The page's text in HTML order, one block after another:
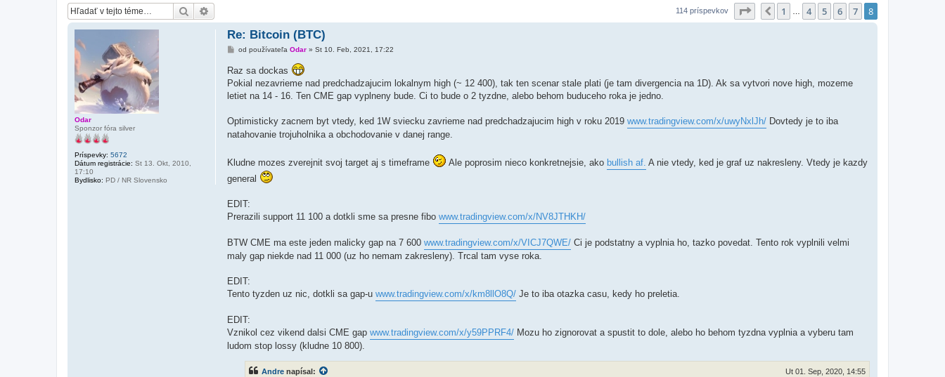
Hľadať 114 príspevkov Strana8 z8
Predchádzajúci
1 4 5 6 7 8
Odar
Sponzor fóra silver
Príspevky: 5672
Dátum registrácie: St 13. Okt, 2010,
17:10
Bydlisko: PD / NR Slovensko
Re: Bitcoin (BTC)
P
s
p
e
v
od používateľa Odar» St 10. Feb, 2021, 17:22
Raz sa dockas
Pokial nezavrieme nad predchadzajucim lokalnym high (~ 12 400), tak ten scenar stale plati (je tam divergencia na 1D). Ak sa vytvori nove high, mozeme
letiet na 14 - 16. Ten CME gap vyplneny bude. Ci to bude o 2 tyzdne, alebo behom buduceho roka je jedno.
Optimisticky zacnem byt vtedy, ked 1W sviecku zavrieme nad predchadzajucim high v roku 2019 www.tradingview.com/x/uwyNxlJh/ Dovtedy je to iba
natahovanie trojuholnika a obchodovanie v danej range.
Kludne mozes zverejnit svoj target aj s timeframe Ale poprosim nieco konkretnejsie, ako bullish af. A nie vtedy, ked je graf uz nakresleny. Vtedy je kazdy
general
EDIT:
Prerazili support 11 100 a dotkli sme sa presne fibo www.tradingview.com/x/NV8JTHKH/
BTW CME ma este jeden malicky gap na 7 600 www.tradingview.com/x/VICJ7QWE/ Ci je podstatny a vyplnia ho, tazko povedat. Tento rok vyplnili velmi
maly gap niekde nad 11 000 (uz ho nemam zakresleny). Trcal tam vyse roka.
EDIT:
Tento tyzden uz nic, dotkli sa gap-u www.tradingview.com/x/km8llO8Q/ Je to iba otazka casu, kedy ho preletia.
EDIT:
Vznikol cez vikend dalsi CME gap www.tradingview.com/x/y59PPRF4/ Mozu ho zignorovat a spustit to dole, alebo ho behom tyzdna vyplnia a vyberu tam
ludom stop lossy (kludne 10 800).
Andre napísal: Ut 01. Sep, 2020, 14:55